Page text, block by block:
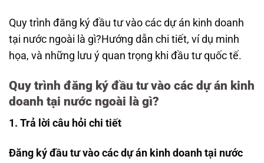
Quy trình đăng ký đầu tư vào các dự án kinh doanh
tại nước ngoài là gì?Hướng dẫn chi tiết, ví dụ minh
họa, và những lưu ý quan trọng khi đầu tư quốc tế.
Quy trình đăng ký đầu tư vào các dự án kinh
doanh tại nước ngoài là gì?
1. Trả lời câu hỏi chi tiết
Đăng ký đầu tư vào các dự án kinh doanh tại nước